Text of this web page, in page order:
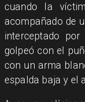
cuando la
acompañado de
interceptado
golpeó con el
con un arma
espalda baja y el